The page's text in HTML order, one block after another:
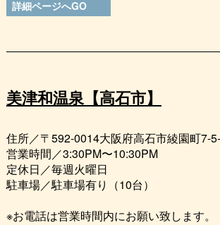
詳細ページへGO
美津和温泉【高石市】
住所／〒592-0014大阪府高石市綾園町7-
営業時間／3:30PM〜10:30PM
定休日／毎週火曜日
駐車場／駐車場有り（10台）
※お電話は営業時間内にお願い致します。